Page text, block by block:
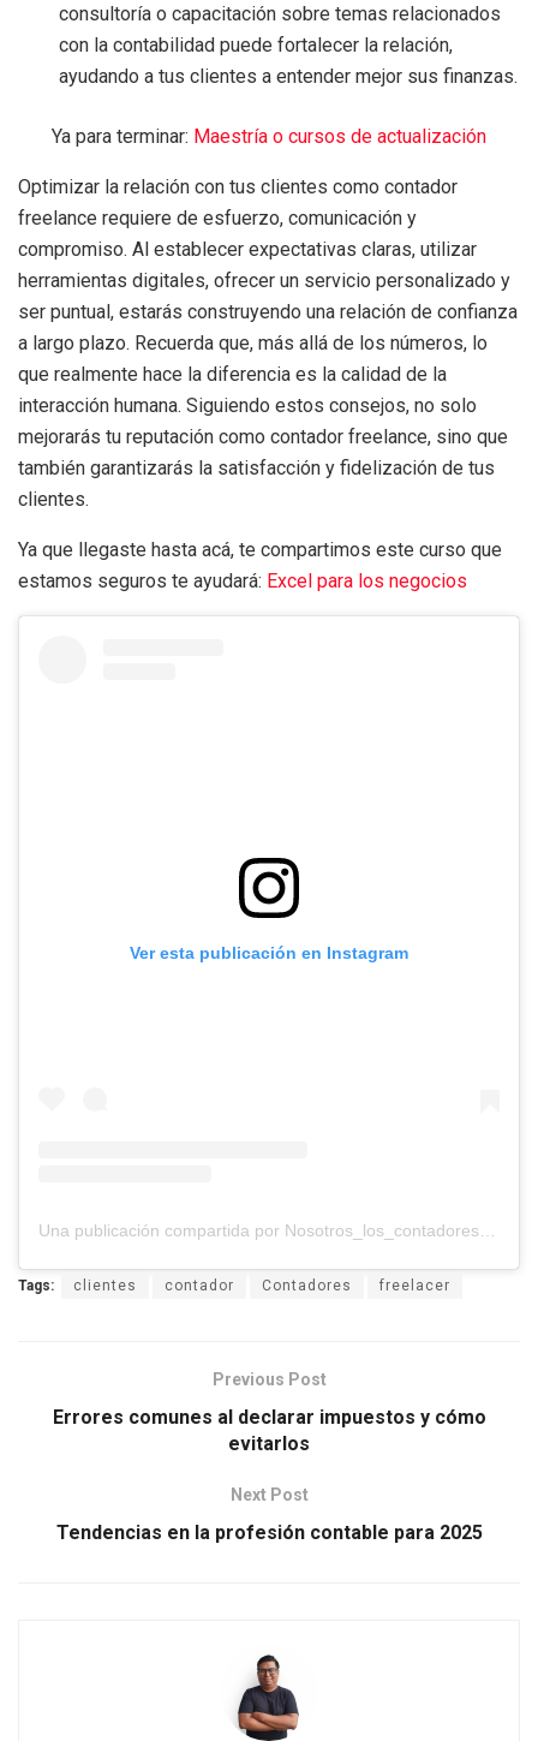
consultoría o capacitación sobre temas relacionados
con la contabilidad puede fortalecer la relación,
ayudando a tus clientes a entender mejor sus finanzas.
Ya para terminar: Maestría o cursos de actualización
Optimizar la relación con tus clientes como contador
freelance requiere de esfuerzo, comunicación y
compromiso. Al establecer expectativas claras, utilizar
herramientas digitales, ofrecer un servicio personalizado y
ser puntual, estarás construyendo una relación de confianza
a largo plazo. Recuerda que, más allá de los números, lo
que realmente hace la diferencia es la calidad de la
interacción humana. Siguiendo estos consejos, no solo
mejorarás tu reputación como contador freelance, sino que
también garantizarás la satisfacción y fidelización de tus
clientes.
Ya que llegaste hasta acá, te compartimos este curso que
estamos seguros te ayudará: Excel para los negocios
Ver esta publicación en Instagram
Tags: clientes contador Contadores freelacer
Previous Post
Errores comunes al declarar impuestos y cómo
evitarlos
Next Post
Tendencias en la profesión contable para 2025